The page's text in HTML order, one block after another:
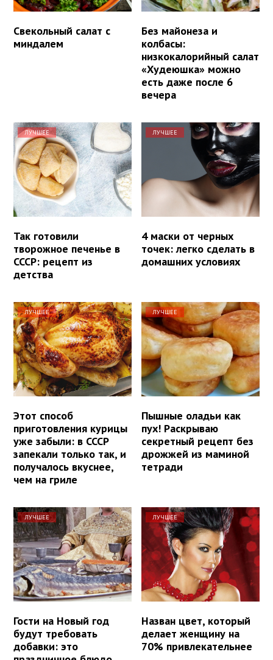
Свекольный салат с
миндалем
Без майонеза и
колбасы:
низкокалорийный салат
«Худеюшка» можно
есть даже после 6
вечера
ЛУЧШЕЕ
Так готовили
творожное печенье в
СССР: рецепт из
детства
ЛУЧШЕЕ
4 маски от черных
точек: легко сделать в
домашних условиях
ЛУЧШЕЕ
Этот способ
приготовления курицы
уже забыли: в СССР
запекали только так, и
получалось вкуснее,
чем на гриле
ЛУЧШЕЕ
Пышные оладьи как
пух! Раскрываю
секретный рецепт без
дрожжей из маминой
тетради
ЛУЧШЕЕ
Гости на Новый год
будут требовать
добавки: это
ЛУЧШЕЕ
Назван цвет, который
делает женщину на
70% привлекательнее